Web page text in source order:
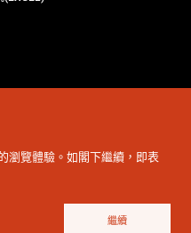
瀏覽體驗。如閣下繼續，即表
繼續